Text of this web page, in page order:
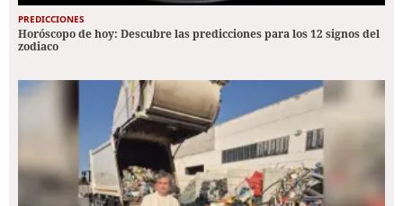
PREDICCIONES
Horóscopo de hoy: Descubre las predicciones para los 12 signos del
zodiaco